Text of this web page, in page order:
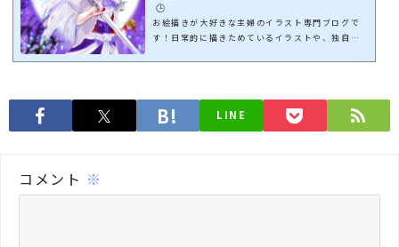
🕒️
お絵描きが大好きな主婦のイラスト専門ブログで
す！日常的に描きためているイラストや、独自に
LINE
コメント ※